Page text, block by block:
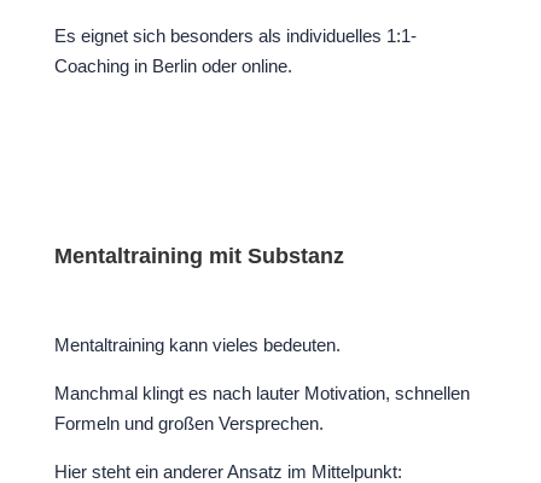
Es eignet sich besonders als individuelles 1:1-
Coaching in Berlin oder online.
Mentaltraining mit Substanz
Mentaltraining kann vieles bedeuten.
Manchmal klingt es nach lauter Motivation, schnellen
Formeln und großen Versprechen.
Hier steht ein anderer Ansatz im Mittelpunkt: